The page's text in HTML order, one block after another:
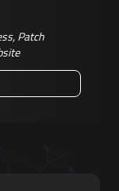
,Patch